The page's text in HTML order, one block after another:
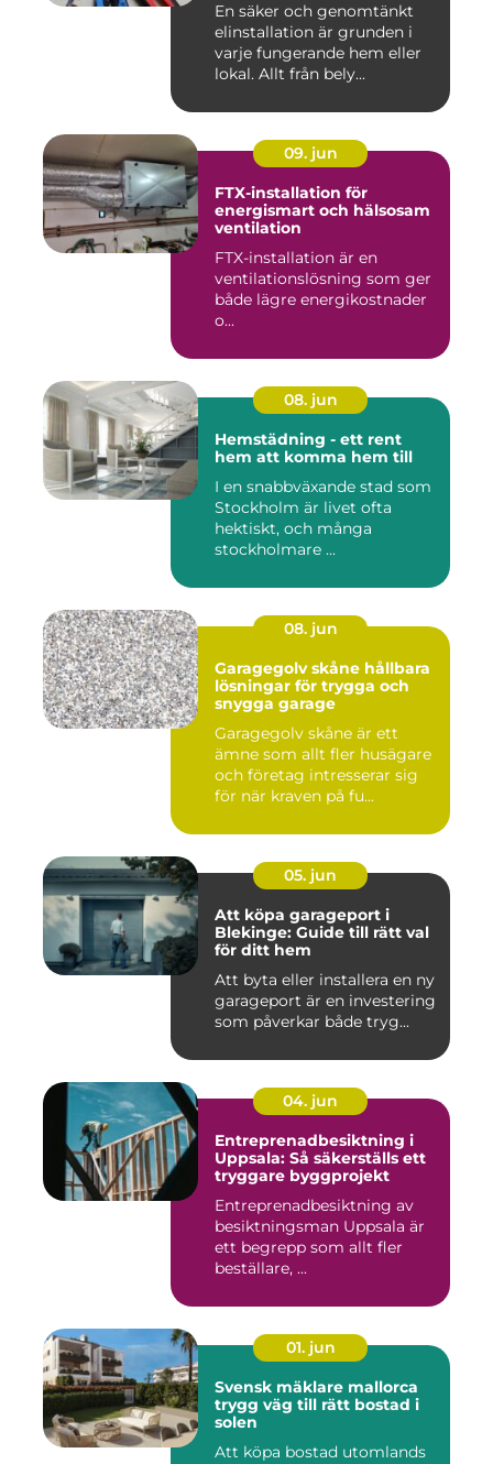
En säker och genomtänkt
elinstallation är grunden i
varje fungerande hem eller
lokal. Allt från bely...
09. jun
FTX-installation för
energismart och hälsosam
ventilation
FTX-installation är en
ventilationslösning som ger
både lägre energikostnader
o...
08. jun
Hemstädning - ett rent
hem att komma hem till
I en snabbväxande stad som
Stockholm är livet ofta
hektiskt, och många
stockholmare ...
08. jun
Garagegolv skåne hållbara
lösningar för trygga och
snygga garage
Garagegolv skåne är ett
ämne som allt fler husägare
och företag intresserar sig
för när kraven på fu...
05. jun
Att köpa garageport i
Blekinge: Guide till rätt val
för ditt hem
Att byta eller installera en ny
garageport är en investering
som påverkar både tryg...
04. jun
Entreprenadbesiktning i
Uppsala: Så säkerställs ett
tryggare byggprojekt
Entreprenadbesiktning av
besiktningsman Uppsala är
ett begrepp som allt fler
beställare, ...
01. jun
Svensk mäklare mallorca
trygg väg till rätt bostad i
solen
Att köpa bostad utomlands